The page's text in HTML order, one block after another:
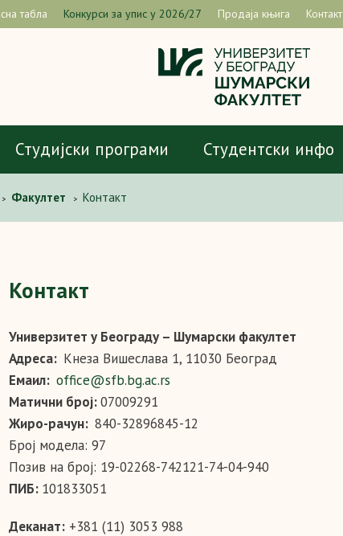
табла Конкурси за упис у 2026/27 Продаја књига Контакт
Студијски програми Студентски инфо
> Факултет > Контакт
Контакт
Универзитет у Београду – Шумарски факултет
Адреса: Кнеза Вишеслава 1, 11030 Београд
Емаил: office@sfb.bg.ac.rs
Матични број:07009291
Жиро-рачун: 840-32896845-12
Број модела: 97
Позив на број: 19-02268-742121-74-04-940
ПИБ: 101833051
Деканат: +381 (11) 3053 988